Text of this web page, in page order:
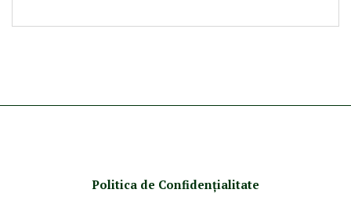
Politica de Confidenţialitate